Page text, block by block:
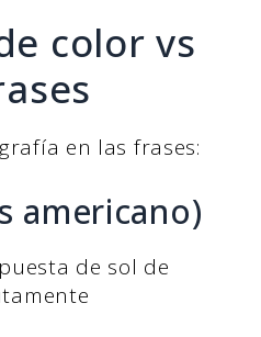
color vs
en las frases:
americano)
de sol de